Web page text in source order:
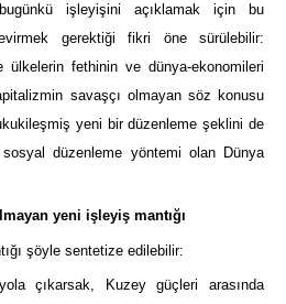
işleyişini açıklamak için bu
gerektiği fikri öne sürülebilir:
ülkelerin fethinin ve dünya-ekonomileri
savaşçı olmayan söz konusu
yeni bir düzenleme şeklini de
düzenleme yöntemi olan Dünya
yeni işleyiş mantığı
şöyle sentetize edilebilir:
yola çıkarsak, Kuzey güçleri arasında